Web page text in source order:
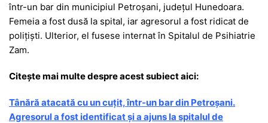
într-un bar din municipiul Petroşani, judeţul Hunedoara.
Femeia a fost dusă la spital, iar agresorul a fost ridicat de
poliţişti. Ulterior, el fusese internat în Spitalul de Psihiatrie
Zam.
Citește mai multe despre acest subiect aici:
Tânără atacată cu un cuțit, într-un bar din Petroșani.
Agresorul a fost identificat și a ajuns la spitalul de